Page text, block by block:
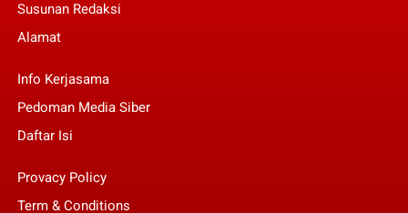
Susunan Redaksi
Alamat
Info Kerjasama
Pedoman Media Siber
Daftar Isi
Provacy Policy
Term & Conditions